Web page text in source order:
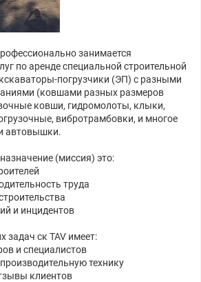
занимается
по аренде специальной строительной
погрузчики (ЭП) с разными
(ковшами разных размеров
ковши, гидромолоты, клыки,
вибротрамбовки, и многое
автовышки.
(миссия) это:
труда
и инцидентов
задач ск TAV имеет:
и специалистов
технику
клиентов